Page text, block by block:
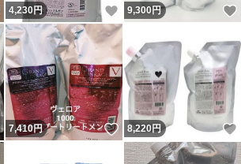
いいね！
4,230円 いいね！
9,300円
いいね！
7,410円 いいね！
8,220円